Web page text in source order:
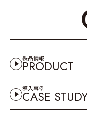
製品情報
PRODUCT
導入事例
CASE STUDY